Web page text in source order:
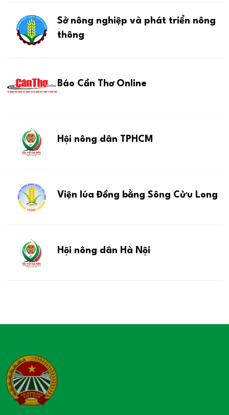
Sở nông nghiệp và phát triển nông
thông
Báo Cần Thơ Online
Hội nông dân TPHCM
Viện lúa Đồng bằng Sông Cửu Long
Hội nông dân Hà Nội